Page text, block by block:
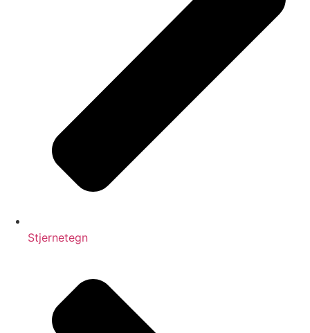
Stjernetegn